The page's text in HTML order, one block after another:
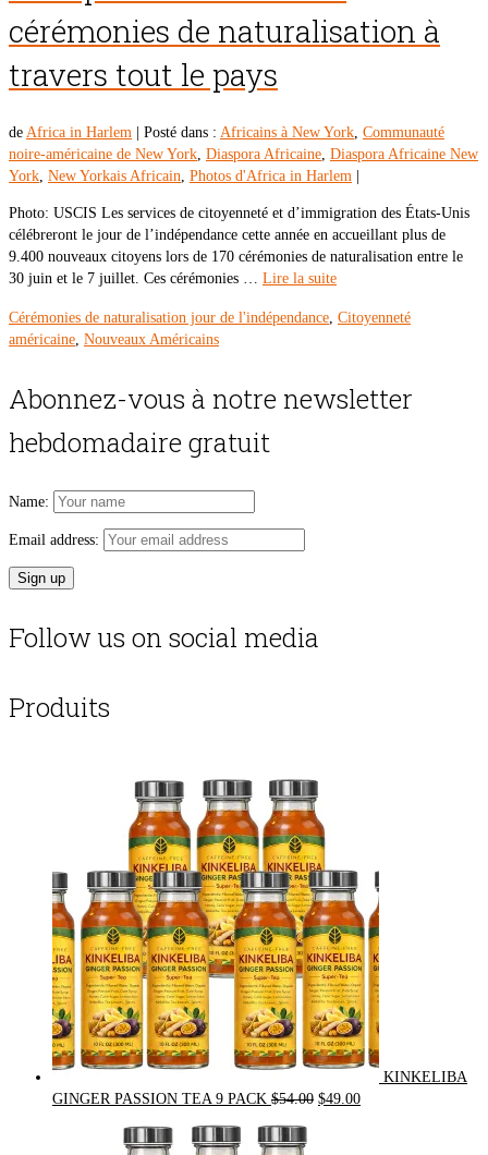
cérémonies de naturalisation à
travers tout le pays
de Africa in Harlem Posté dans : Africains à New York, Communauté
noire-américaine de New York, Diaspora Africaine, Diaspora Africaine New
York, New Yorkais Africain, Photos d'Africa in Harlem
Photo: USCIS Les services de citoyenneté et d’immigration des États-Unis
célébreront le jour de l’indépendance cette année en accueillant plus de
9.400 nouveaux citoyens lors de 170 cérémonies de naturalisation entre le
30 juin et le 7 juillet. Ces cérémonies … Lire la suite
Cérémonies de naturalisation jour de l'indépendance, Citoyenneté
américaine, Nouveaux Américains
Abonnez-vous à notre newsletter
hebdomadaire gratuit
Name:
Email address:
Follow us on social media
Produits
KINKELIBA
GINGER PASSION TEA 9 PACK $54.00 Original
$49.00Current